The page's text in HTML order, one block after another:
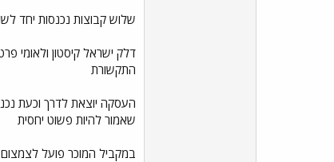
שלוש קבוצות נכנסות יחד לשוק הסלולר
דלק ישראל קיסטון ולאומי
התקשורת
העסקה יוצאת לדרך וכעת
שאמור להיות פשוט יחסית
במקביל המוכר פועל